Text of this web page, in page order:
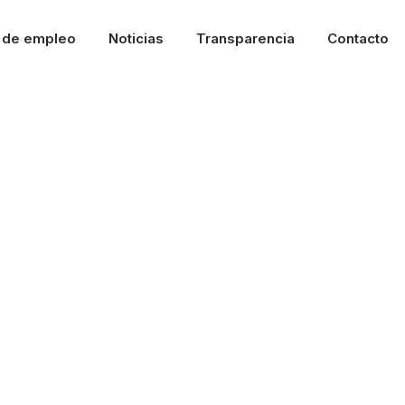
empleo Noticias Transparencia Contacto